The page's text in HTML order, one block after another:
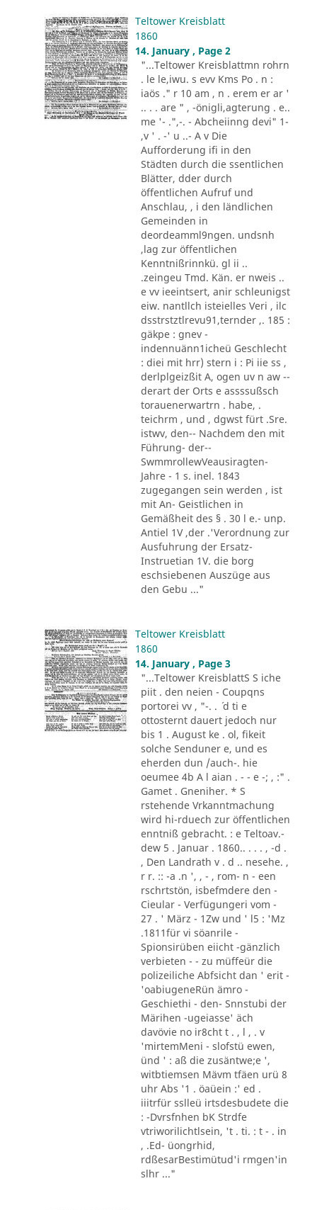
Teltower Kreisblatt
1860
14. January , Page 2
"...Teltower Kreisblattmn rohrn
. le le,iwu. s evv Kms Po . n :
iaös ." r 10 am , n . erem er ar '
.. . . are " , -önigli,agterung . e..
me '- .",-. - Abcheiinng devi" 1-
,v ' . -' u ..- A v Die
Aufforderung ifi in den
Städten durch die ssentlichen
Blätter, dder durch
öffentlichen Aufruf und
Anschlau, , i den ländlichen
Gemeinden in
deordeamml9ngen. undsnh
,lag zur öffentlichen
Kenntnißrinnkü. gl ii ..
.zeingeu Tmd. Kän. er nweis ..
e vv ieeintsert, anir schleunigst
eiw. nantllch isteielles Veri , ilc
dsstrstztlrevu91,ternder ,. 185 :
gäkpe : gnev -
indennuänn1icheü Geschlecht
: diei mit hrr) stern i : Pi iie ss ,
derlplgeizßit A, ogen uv n aw --
derart der Orts e assssußsch
torauenerwartrn . habe, .
teichrm , und , dgwst fürt .Sre.
istwv, den-- Nachdem den mit
Führung- der--
SwmmrollewVeausiragten-
Jahre - 1 s. inel. 1843
zugegangen sein werden , ist
mit An- Geistlichen in
Gemäßheit des § . 30 l e.- unp.
Antiel 1V ,der .'Verordnung zur
Ausfuhrung der Ersatz-
Instruetian 1V. die borg
eschsiebenen Auszüge aus
den Gebu ..."
Teltower Kreisblatt
1860
14. January , Page 3
"...Teltower KreisblattS S iche
piit . den neien - Coupqns
portorei vv , "-. . ´ d ti e
ottosternt dauert jedoch nur
bis 1 . August ke . ol, fikeit
solche Senduner e, und es
eherden dun /auch-. hie
oeumee 4b A l aian . - - e -; , :" .
Gamet . Gneniher. * S
rstehende Vrkanntmachung
wird hi-rduech zur öffentlichen
enntniß gebracht. : e Teltoav.-
dew 5 . Januar . 1860.. . . . , -d .
, Den Landrath v . d .. nesehe. ,
r r. :: -a .n ', , - , rom- n - een
rschrtstön, isbefmdere den -
Cieular - Verfügungeri vom -
27 . ' März - 1Zw und ' l5 : 'Mz
.1811für vi söanrile -
Spionsirüben eiicht -gänzlich
verbieten - - zu müffeür die
polizeiliche Abfsicht dan ' erit -
'oabiugeneRün ämro -
Geschiethi - den- Snnstubi der
Märihen -ugeiasse' äch
davövie no ir8cht t . , l , . v
'mirtemMeni - slofstü ewen,
ünd ' : aß die zusäntwe;e ',
witbtiemsen Mävm tfäen urü 8
uhr Abs '1 . öaüein :' ed .
iiitrfür sslleü irtsdesbudete die
: -Dvrsfnhen bK Strdfe
vtriworilichtlsein, 't . ti. : t - . in
, .Ed- üongrhid,
rdßesarBestimütud'i rmgen'in
slhr ..."